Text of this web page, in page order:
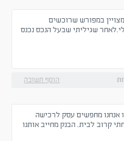
במפורש שרוכשים
שגיליתי שבעל הנכס נכנס
את הנכס גם שלא
יהיה להראות את הנכס במועד
ושלא באישורי. האם יש
תודה.
הוסף תשובה
אנחנו מחפשים עסק לרכישה
קרוב לבית. הבנק מחייב אותנו